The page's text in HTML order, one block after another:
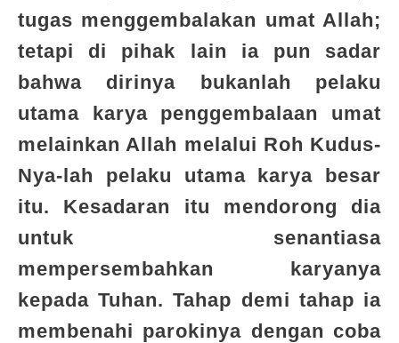
tugas menggembalakan umat Allah;
tetapi di pihak lain ia pun sadar
bahwa dirinya bukanlah pelaku
utama karya penggembalaan umat
melainkan Allah melalui Roh Kudus-
Nya-lah pelaku utama karya besar
itu. Kesadaran itu mendorong dia
untuk senantiasa
mempersembahkan karyanya
kepada Tuhan. Tahap demi tahap ia
membenahi parokinya dengan coba